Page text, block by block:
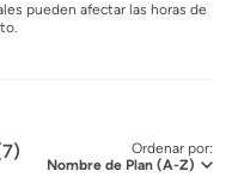
pueden afectar las horas de
Ordenar por: